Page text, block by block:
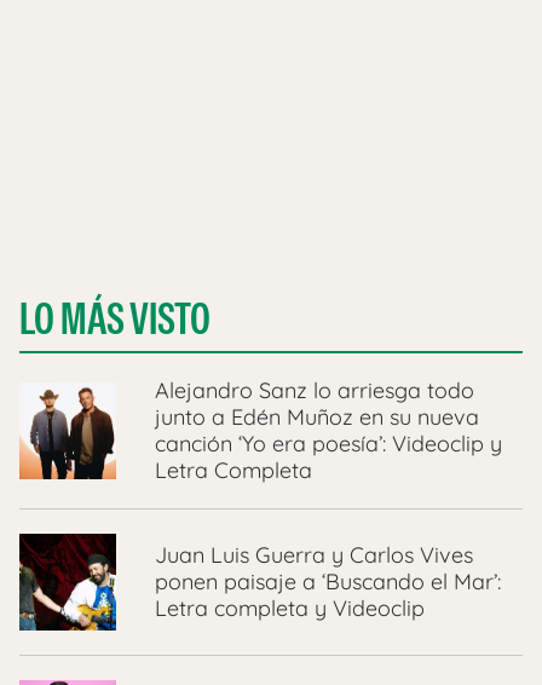
LO MÁS VISTO
Alejandro Sanz lo arriesga todo
junto a Edén Muñoz en su nueva
canción ‘Yo era poesía’: Videoclip y
Letra Completa
Juan Luis Guerra y Carlos Vives
ponen paisaje a ‘Buscando el Mar’:
Letra completa y Videoclip